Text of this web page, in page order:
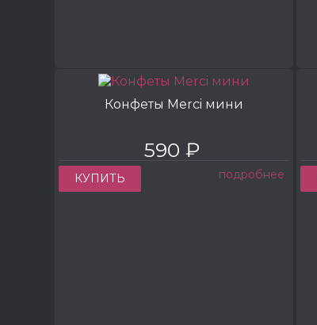
Конфеты Merci мини
590 ₽
КУПИТЬ подробнее